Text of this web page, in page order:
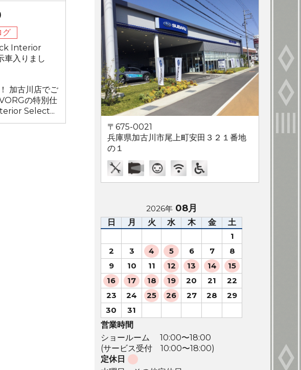
グ
Interior
入りまし
加古川店でご
の特別仕
Select...
〒675-0021
兵庫県加古川市尾上町安田３２１番地
の１
2026年 08月
日 月 火 水 木 金 土
1
2
3 4 5 6 7
8
9
10 11 12 13 14
15
16
17 18 19 20 21
22
23
24 25 26 27 28
29
30
31
営業時間
ショールーム 10:00〜18:00
(サービス受付 10:00〜18:00)
定休日